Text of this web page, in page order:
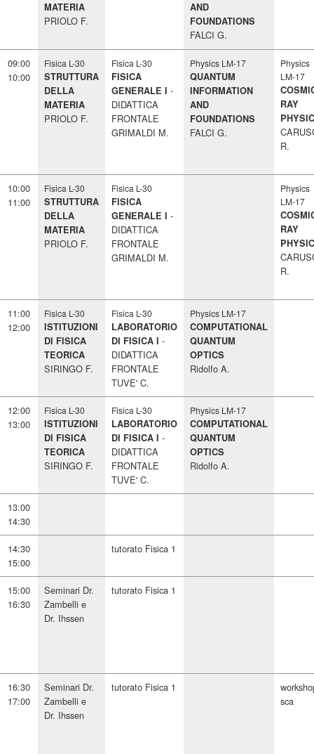
MATERIA
PRIOLO F.
AND
FOUNDATIONS
FALCI G.
09:00
10:00
Fisica L-30
STRUTTURA
DELLA
MATERIA
PRIOLO F.
Fisica L-30
FISICA
GENERALE I
DIDATTICA
FRONTALE
GRIMALDI M.
Physics LM-17
QUANTUM
INFORMATION
AND
FOUNDATIONS
FALCI G.
Physics
LM-17
RAY
R.
10:00
11:00
Fisica L-30
STRUTTURA
DELLA
MATERIA
PRIOLO F.
Fisica L-30
FISICA
GENERALE I
DIDATTICA
FRONTALE
GRIMALDI M.
Physics
LM-17
RAY
R.
11:00
12:00
Fisica L-30
ISTITUZIONI
DI FISICA
TEORICA
SIRINGO F.
Fisica L-30
LABORATORIO
DI FISICA I
DIDATTICA
FRONTALE
TUVE' C.
Physics LM-17
COMPUTATIONAL
QUANTUM
OPTICS
Ridolfo A.
12:00
13:00
Fisica L-30
ISTITUZIONI
DI FISICA
TEORICA
SIRINGO F.
Fisica L-30
LABORATORIO
DI FISICA I
DIDATTICA
FRONTALE
TUVE' C.
Physics LM-17
COMPUTATIONAL
QUANTUM
OPTICS
Ridolfo A.
13:00
14:30
14:30
15:00
tutorato Fisica 1
15:00
16:30
Seminari Dr.
Zambelli e
Dr. Ihssen
tutorato Fisica 1
16:30
17:00
Seminari Dr.
Zambelli e
Dr. Ihssen
tutorato Fisica 1
sca